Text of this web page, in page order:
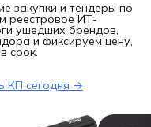
закупки и тендеры по
реестровое ИТ-
ушедших брендов,
и фиксируем цену,
срок.
КП сегодня →